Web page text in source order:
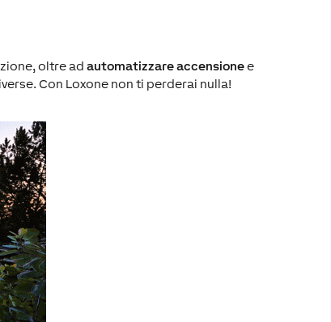
oltre ad automatizzare accensionee
Con Loxone non ti perderai nulla!